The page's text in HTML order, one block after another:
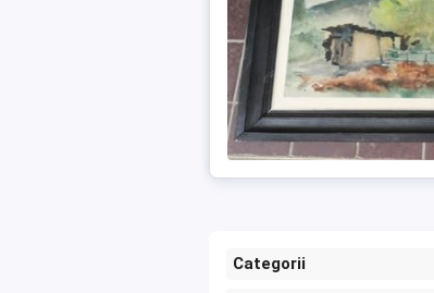
Categorii